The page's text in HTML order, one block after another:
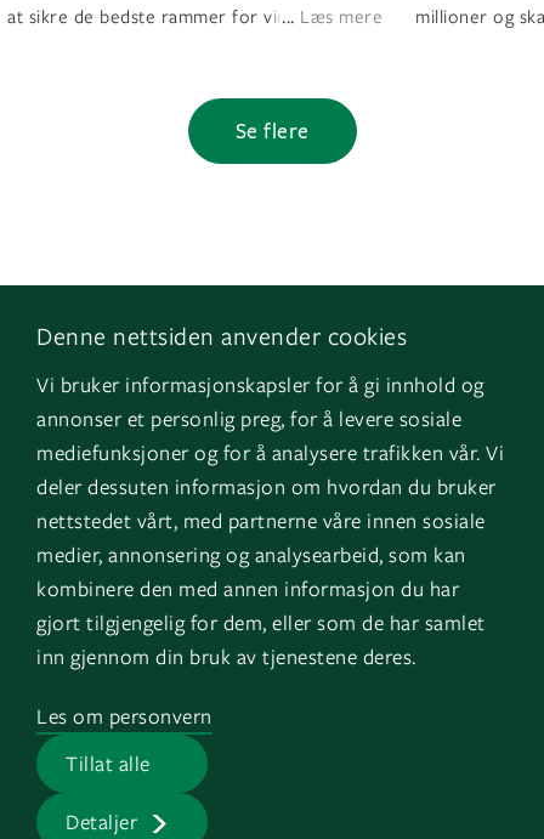
Denne nettsiden anvender cookies
Vi bruker informasjonskapsler for å gi innhold og
annonser et personlig preg, for å levere sosiale
mediefunksjoner og for å analysere trafikken vår. Vi
deler dessuten informasjon om hvordan du bruker
nettstedet vårt, med partnerne våre innen sosiale
medier, annonsering og analysearbeid, som kan
kombinere den med annen informasjon du har
gjort tilgjengelig for dem, eller som de har samlet
inn gjennom din bruk av tjenestene deres.
Tillat alle
Detaljer
Les om personvern
at sikre de bedste rammer for vindforskning.
... Læs mere
millioner og
Se flere
Følg os
Facebook
LinkedIn
Instagram
YouTube
Naviger
Kontakt os
Vores tjenester
Referencer
Om os
Varsling
GK Norge
GK Sverige